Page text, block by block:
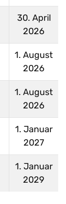
30. April
2026
1. August
2026
1. August
2026
1. Januar
2027
1. Januar
2029